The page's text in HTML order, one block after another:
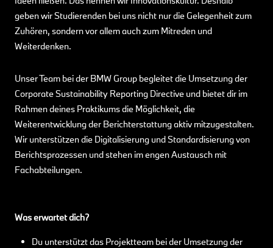
geben wir Studierenden bei uns nicht nur die Gelegenheit zum
Zuhören, sondern vor allem auch zum Mitreden und
Weiterdenken.
Unser Team bei der BMW Group begleitet die Umsetzung der
Corporate Sustainability Reporting Directive und bietet dir im
Rahmen deines Praktikums die Möglichkeit, die
Weiterentwicklung der Berichterstattung aktiv mitzugestalten.
Wir unterstützen die Digitalisierung und Standardisierung von
Berichtsprozessen und stehen im engen Austausch mit
Fachabteilungen.
Was erwartet dich?
Du unterstützt das Projektteam bei der Umsetzung der